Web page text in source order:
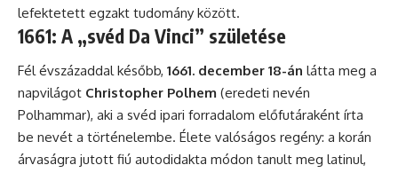
lefektetett egzakt tudomány között.
1661: A „svéd Da Vinci” születése
Fél évszázaddal később, 1661. december 18-án látta meg a
napvilágot Christopher Polhem (eredeti nevén
Polhammar), aki a svéd ipari forradalom előfutáraként írta
be nevét a történelembe. Élete valóságos regény: a korán
árvaságra jutott fiú autodidakta módon tanult meg latinul,